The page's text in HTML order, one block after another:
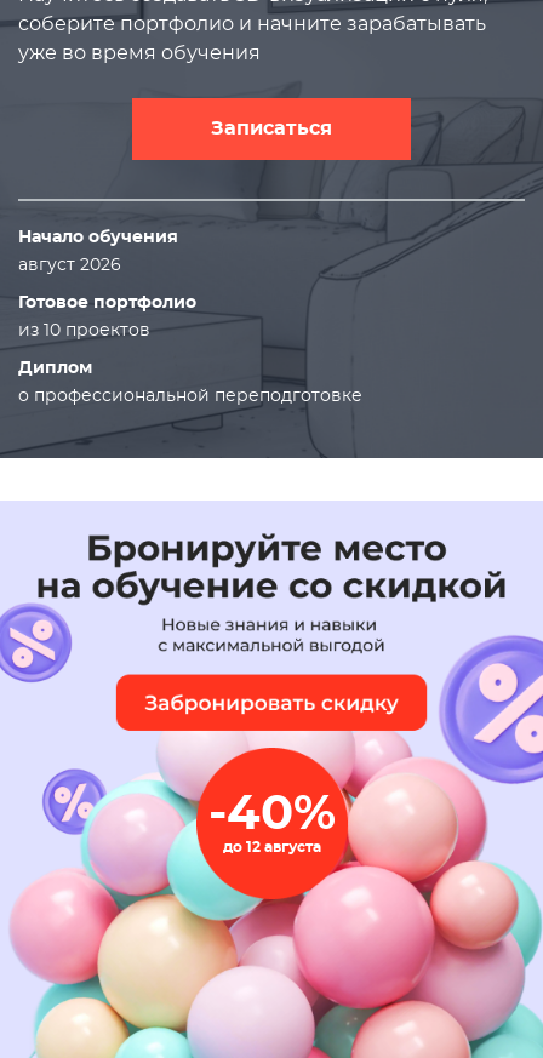
соберите портфолио и начните зарабатывать
уже во время обучения
Записаться
Начало обучения
август 2026
Готовое портфолио
из 10 проектов
Диплом
о профессиональной переподготовке
-40%
до 12 августа